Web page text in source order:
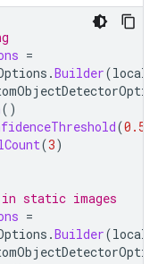
=
.Builder(
()
(0.5f
(3)
static images
=
.Builder(